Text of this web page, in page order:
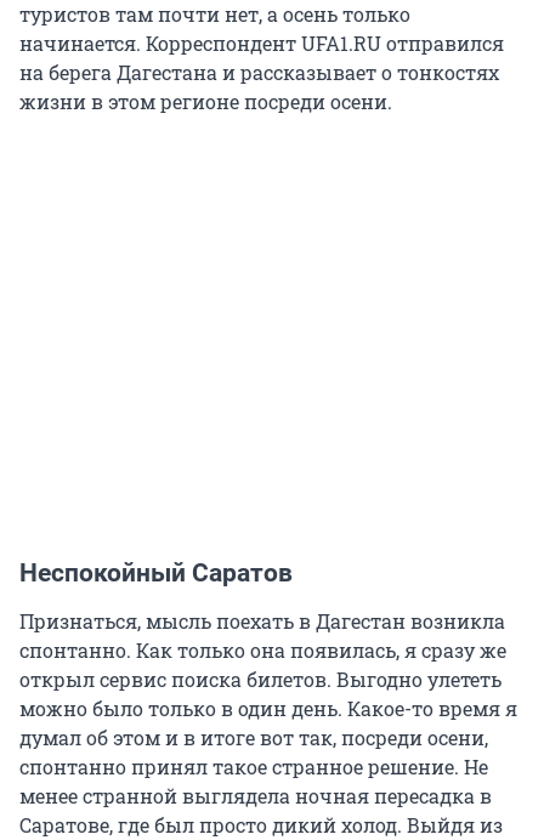
туристов там почти нет, а осень только
начинается. Корреспондент UFA1.RU отправился
на берега Дагестана и рассказывает о тонкостях
жизни в этом регионе посреди осени.
Неспокойный Саратов
Признаться, мысль поехать в Дагестан возникла
спонтанно. Как только она появилась, я сразу же
открыл сервис поиска билетов. Выгодно улететь
можно было только в один день. Какое-то время я
думал об этом и в итоге вот так, посреди осени,
спонтанно принял такое странное решение. Не
менее странной выглядела ночная пересадка в
Саратове, где был просто дикий холод. Выйдя из